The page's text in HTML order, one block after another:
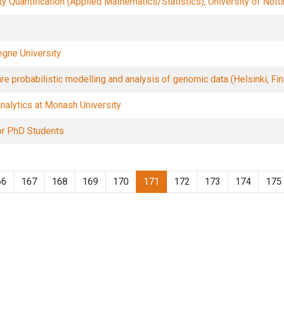
University
probabilistic modelling and analysis of genomic data (Helsinki,
at Monash University
PhD Students
167 168 169 170 171 172 173 174 175